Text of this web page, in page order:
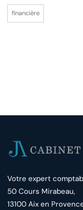
financière
Votre expert
50 Cours Mirabeau,
13100 Aix en